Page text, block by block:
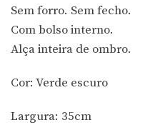
Sem forro. Sem fecho.
Com bolso interno.
Alça inteira de ombro.
Cor: Verde escuro
Largura: 35cm